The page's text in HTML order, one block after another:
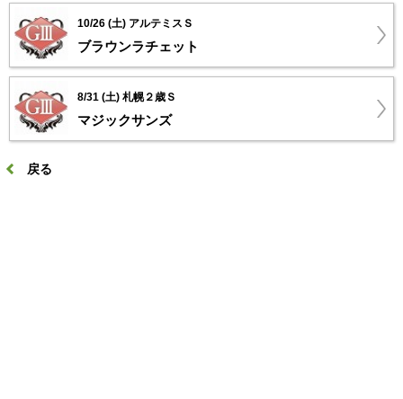
10/26 (土) アルテミスＳ
ブラウンラチェット
8/31 (土) 札幌２歳Ｓ
マジックサンズ
戻る